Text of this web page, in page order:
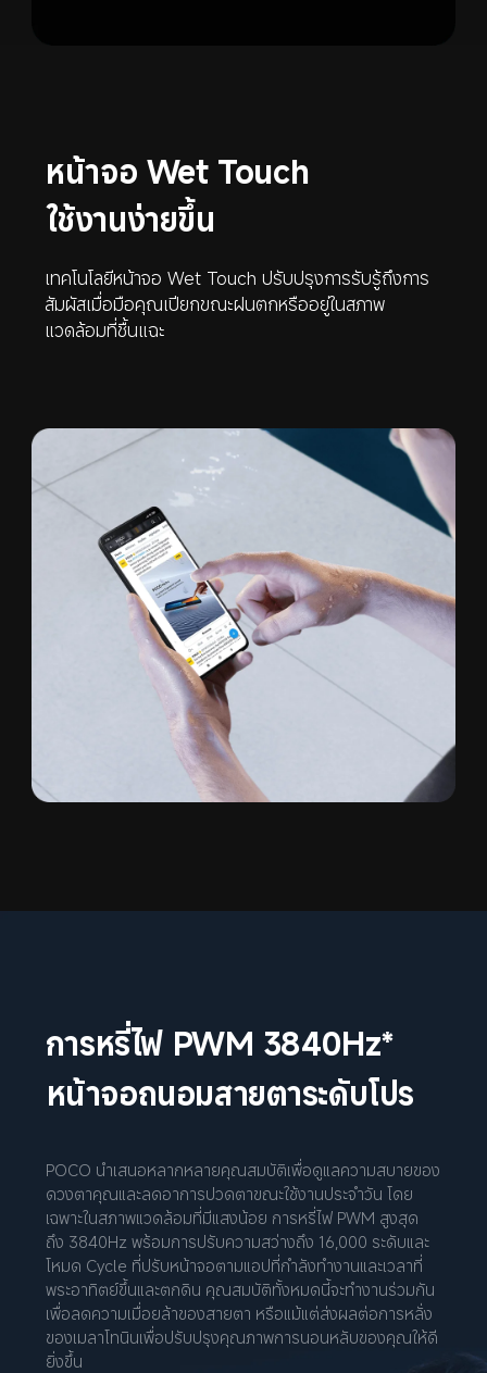
หน้าจอ Wet Touch
ใช้งานง่ายขึ้น
เทคโนโลยีหน้าจอ Wet Touch ปรับปรุงการรับรู้ถึงการ
สัมผัสเมื่อมือคุณเปียกขณะฝนตกหรืออยู่ในสภาพ
แวดล้อมที่ชื้นแฉะ
การหรี่ไฟ PWM 3840Hz*
หน้าจอถนอมสายตาระดับโปร
POCO นำเสนอหลากหลายคุณสมบัติเพื่อดูแลความสบายของ
ดวงตาคุณและลดอาการปวดตาขณะใช้งานประจำวัน โดย
เฉพาะในสภาพแวดล้อมที่มีแสงน้อย การหรี่ไฟ PWM สูงสุด
ถึง 3840Hz พร้อมการปรับความสว่างถึง 16,000 ระดับและ
โหมด Cycle ที่ปรับหน้าจอตามแอปที่กำลังทำงานและเวลาที่
พระอาทิตย์ขึ้นและตกดิน คุณสมบัติทั้งหมดนี้จะทำงานร่วมกัน
เพื่อลดความเมื่อยล้าของสายตา หรือแม้แต่ส่งผลต่อการหลั่ง
ของเมลาโทนินเพื่อปรับปรุงคุณภาพการนอนหลับของคุณให้ดี
ยิ่งขึ้น